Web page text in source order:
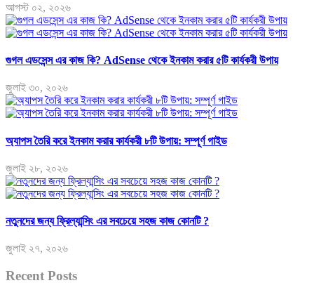
আগস্ট ০২, ২০২৬
গুগল এডসেন্স এর কাজ কি? AdSense থেকে ইনকাম করার ৫টি কার্যকরী উপায়
জুলাই ৩০, ২০২৬
অ্যাপস তৈরি করে ইনকাম করার কার্যকরী ৮টি উপায়: সম্পূর্ণ গাইড
জুলাই ২৮, ২০২৬
নতুনদের জন্য ফ্রিল্যান্সিং এর সবচেয়ে সহজ কাজ কোনটি ?
জুলাই ২৭, ২০২৬
Recent Posts